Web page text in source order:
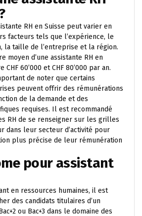
RH en Suisse peut varier en
facteurs tels que l’expérience, le
la taille de l’entreprise et la région.
moyen d’une assistante RH en
60’000 et CHF 80’000 par an.
de noter que certains
peuvent offrir des rémunérations
de la demande et des
requises. Il est recommandé
RH de se renseigner sur les grilles
dans leur secteur d’activité pour
plus précise de leur rémunération
pour assistant
en ressources humaines, il est
des candidats titulaires d’un
ou Bac+3 dans le domaine des